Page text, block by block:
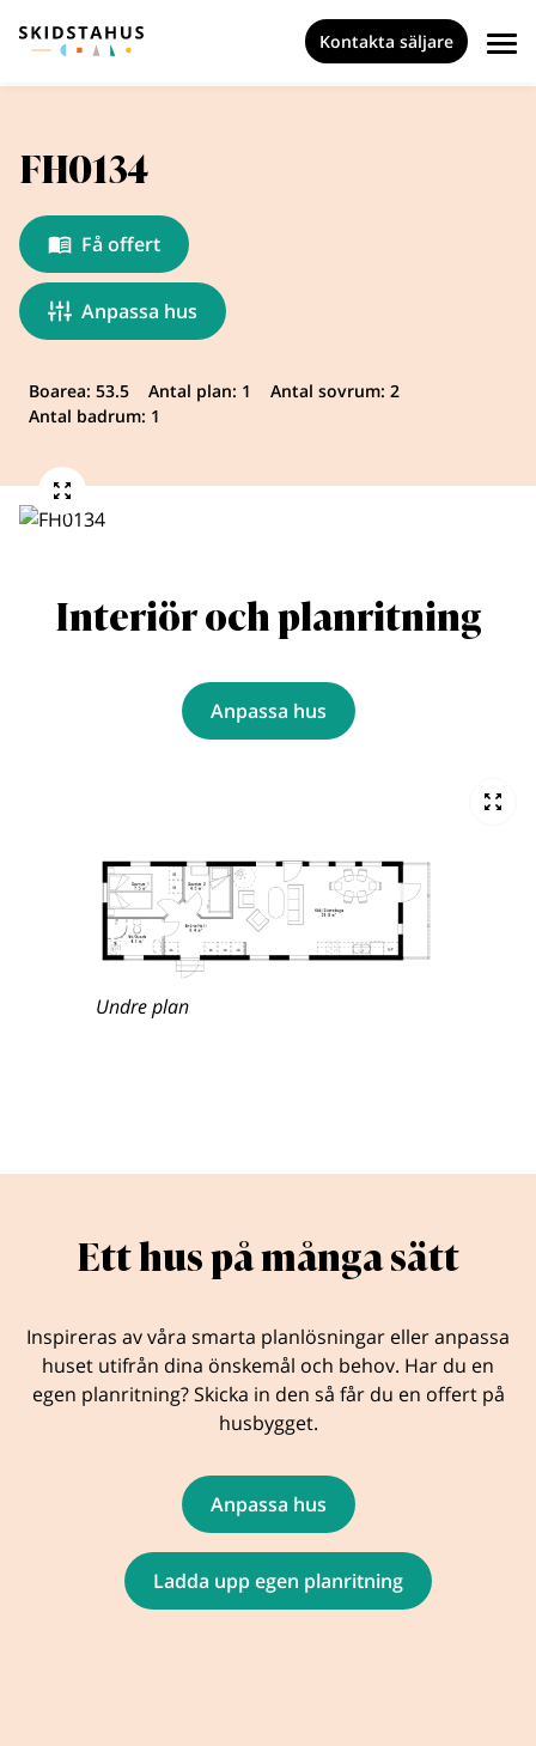
Kontakta säljare
FH0134
Få offert
Anpassa hus
Boarea: 53.5 Antal plan: 1
Antal sovrum: 2
Antal badrum: 1
Interiör och planritning
Anpassa hus
Undre plan
Ett hus på många sätt
Inspireras av våra smarta planlösningar eller anpassa
huset utifrån dina önskemål och behov. Har du en
egen planritning? Skicka in den så får du en offert på
husbygget.
Anpassa hus
Ladda upp egen planritning